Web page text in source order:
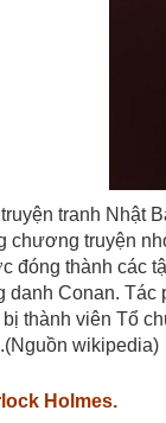
tranh Nhật
chương truyện
đóng thành các
Conan. Tác
bị thành viên Tổ
wikipedia)
Holmes.